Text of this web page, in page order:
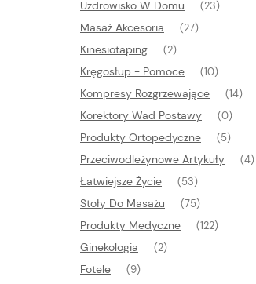
Uzdrowisko W Domu (23)
Masaż Akcesoria (27)
Kinesiotaping (2)
Kręgosłup - Pomoce (10)
Kompresy Rozgrzewające (14)
Korektory Wad Postawy (0)
Produkty Ortopedyczne (5)
Przeciwodleżynowe Artykuły (4)
Łatwiejsze Życie (53)
Stoły Do Masażu (75)
Produkty Medyczne (122)
Ginekologia (2)
Fotele (9)